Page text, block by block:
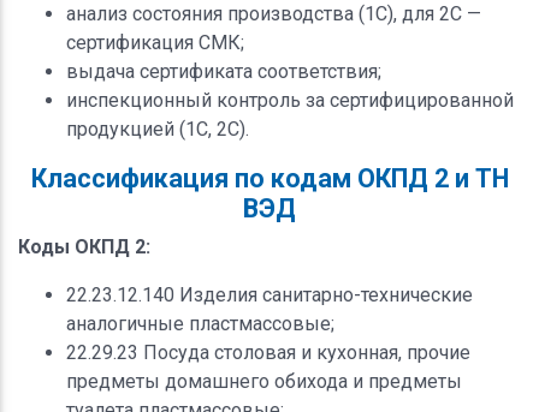
анализ состояния производства (1С), для 2С —
сертификация СМК;
выдача сертификата соответствия;
инспекционный контроль за сертифицированной
продукцией (1С, 2С).
Классификация по кодам ОКПД 2 и ТН
ВЭД
Коды ОКПД 2:
22.23.12.140 Изделия санитарно-технические
аналогичные пластмассовые;
22.29.23 Посуда столовая и кухонная, прочие
предметы домашнего обихода и предметы